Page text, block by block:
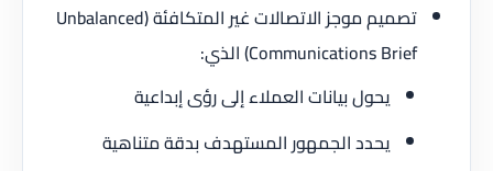
تصميم موجز الاتصالات غير المتكافئة (Unbalanced
Communications Brief) الذي:
يحول بيانات العملاء إلى رؤى إبداعية
يحدد الجمهور المستهدف بدقة متناهية